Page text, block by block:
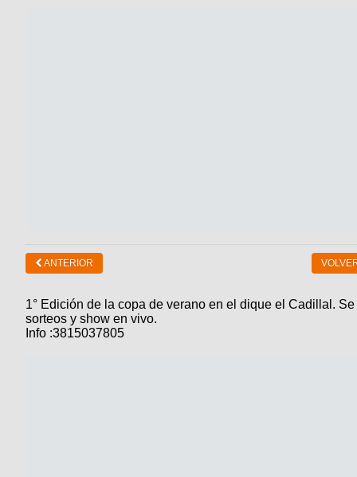
ANTERIOR
1° Edición de la copa de verano en el dique el Cadillal.
sorteos y show en vivo.
Info :3815037805